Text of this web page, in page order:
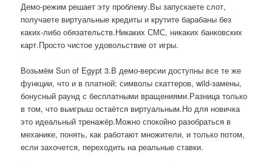
Демо-режим решает эту проблему.Вы запускаете слот,
получаете виртуальные кредиты и крутите барабаны без
каких-либо обязательств.Никаких СМС, никаких банковских
карт.Просто чистое удовольствие от игры.
Возьмём Sun of Egypt 3.В демо-версии доступны все те же
функции, что и в платной: символы скаттеров, wild-замены,
бонусный раунд с бесплатными вращениями.Разница только
в том, что выигрыш остаётся виртуальным.Но для новичка
это идеальный тренажёр.Можно спокойно разобраться в
механике, понять, как работают множители, и только потом,
если захочется, переходить на реальные ставки.